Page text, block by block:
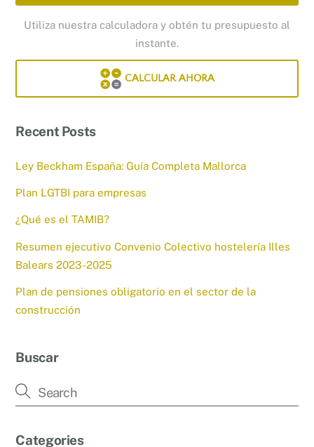
Utiliza nuestra calculadora y obtén tu presupuesto al
instante.
CALCULAR AHORA
Recent Posts
Ley Beckham España: Guía Completa Mallorca
Plan LGTBI para empresas
¿Qué es el TAMIB?
Resumen ejecutivo Convenio Colectivo hostelería Illes
Balears 2023-2025
Plan de pensiones obligatorio en el sector de la
construcción
Buscar
Categories